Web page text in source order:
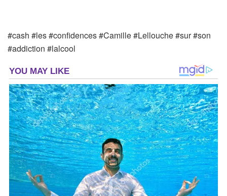
#cash #les #confidences #Camille #Lellouche #sur #son
#addiction #lalcool